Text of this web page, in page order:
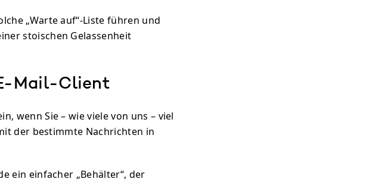
„Warte auf“-Liste führen und
stoischen Gelassenheit
Mail-Client
wenn Sie – wie viele von uns – viel
der bestimmte Nachrichten in
ein einfacher „Behälter“, der